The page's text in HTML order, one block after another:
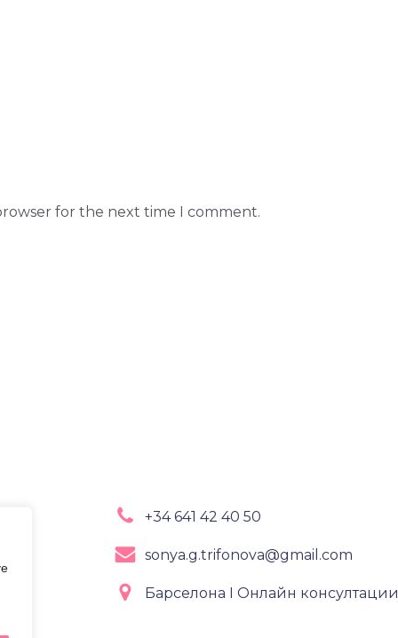
for the next time I comment.
+34 641 42 40 50
sonya.g.trifonova@gmail.com
Барселона I Oнлайн консултации